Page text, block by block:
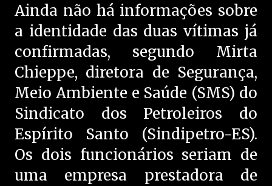
Ainda não há informações sobre
a identidade das duas vítimas já
confirmadas, segundo Mirta
Chieppe, diretora de Segurança,
Meio Ambiente e Saúde (SMS) do
Sindicato dos Petroleiros do
Espírito Santo (Sindipetro-ES).
Os dois funcionários seriam de
uma empresa prestadora de